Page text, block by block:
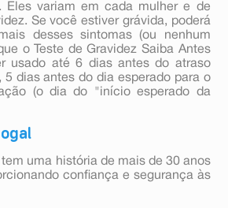
Eles variam em cada mulher e de
Se você estiver grávida, poderá
desses sintomas (ou nenhum
o Teste de Gravidez Saiba Antes
usado até 6 dias antes do atraso
5 dias antes do dia esperado para o
(o dia do "início esperado da
uma história de mais de 30 anos
confiança e segurança às